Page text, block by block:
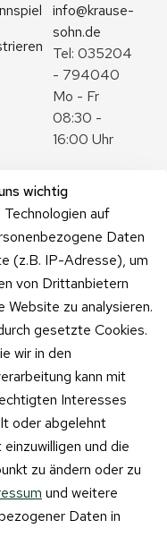
wichtig
Technologien auf
Daten
(z.B. IP-Adresse), um
von Drittanbietern
zu analysieren.
gesetzte Cookies.
wir in den
kann mit
Interesses
oder abgelehnt
und die
zu ändern oder zu
und weitere
Daten in
info@krause-
sohn.de
Tel: 035204
- 794040
Mo - Fr
08:30 -
16:00 Uhr
Zum
Kontaktformu
lar